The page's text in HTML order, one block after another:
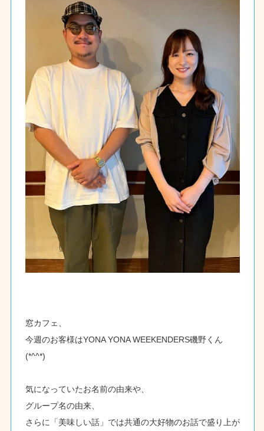
窓カフェ、
今週のお客様はYONA YONA WEEKENDERS磯野くん
(*^^*)
気になっていたお名前の由来や、
グループ名の由来、
さらに「美味しい話」では共通の大好物のお話で盛り上が